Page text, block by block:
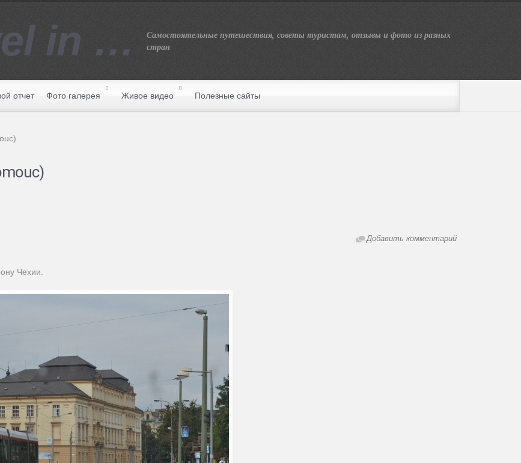
in …
Самостоятельные путешествия, советы туристам, отзывы и фото из разных
стран
отчет Фото галерея Живое видео Полезные сайты
Добавить комментарий
Чехии.